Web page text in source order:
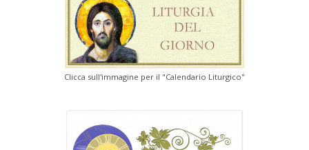
Clicca sull'immagine per il "Calendario Liturgico"